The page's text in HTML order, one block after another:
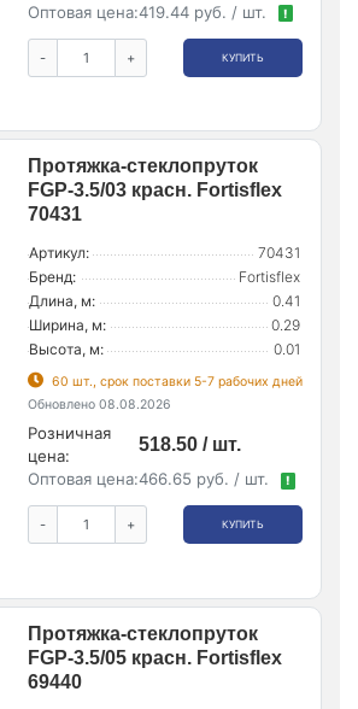
Оптовая цена:419.44 руб. / шт. !
- + КУПИТЬ
Протяжка-стеклопруток
FGP-3.5/03 красн. Fortisflex
70431
Артикул:
70431
Бренд:
Fortisflex
Длина, м:
0.41
Ширина, м:
0.29
Высота, м:
0.01
60 шт., срок поставки 5-7 рабочих дней
Обновлено 08.08.2026
Розничная
цена:
518.50 / шт.
Оптовая цена:466.65 руб. / шт. !
- + КУПИТЬ
Протяжка-стеклопруток
FGP-3.5/05 красн. Fortisflex
69440